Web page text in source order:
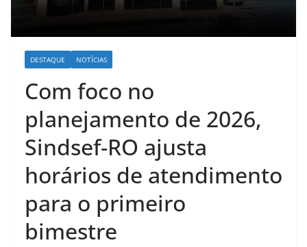
DESTAQUE NOTÍCIAS
Com foco no
planejamento de 2026,
Sindsef-RO ajusta
horários de atendimento
para o primeiro
bimestre